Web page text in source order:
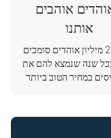
אוהבים
אותנו
מעל 2.5 מיליון אוהדים סומכים
בכל שנה שנמצא להם את
במחיר הטוב ביותר